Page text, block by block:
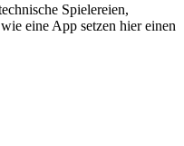
Spielereien,
eine App setzen hier einen